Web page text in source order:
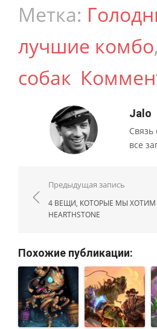
Метка:
лучшие комбо,
собак
Jalo
все
Навигация по
Предыдущая запись
4 ВЕЩИ, КОТОРЫЕ МЫ
HEARTHSTONE
Похожие публикации: